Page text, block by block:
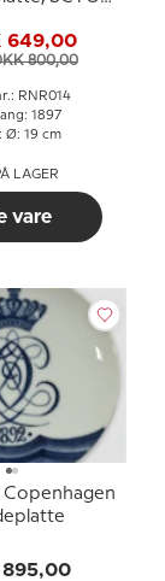
649,00
800,00
RNR014
1897
Ø: 19 cm
LAGER
vare
Copenhagen
895,00